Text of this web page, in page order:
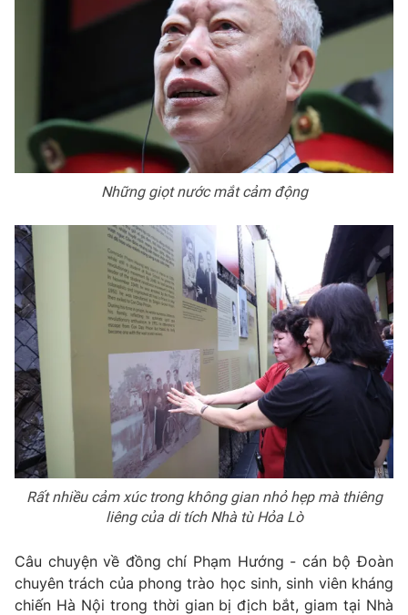
Những giọt nước mắt cảm động
Rất nhiều cảm xúc trong không gian nhỏ hẹp mà thiêng
liêng của di tích Nhà tù Hỏa Lò
Câu chuyện về đồng chí Phạm Hướng - cán bộ Đoàn
chuyên trách của phong trào học sinh, sinh viên kháng
chiến Hà Nội trong thời gian bị địch bắt, giam tại Nhà